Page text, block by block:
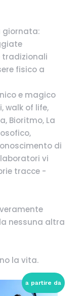
giornata:
tradizionali
fisico a
e magico
walk of life,
Bioritmo, La
di
laboratori vi
tracce -
nessuna altra
la vita.
a partire da